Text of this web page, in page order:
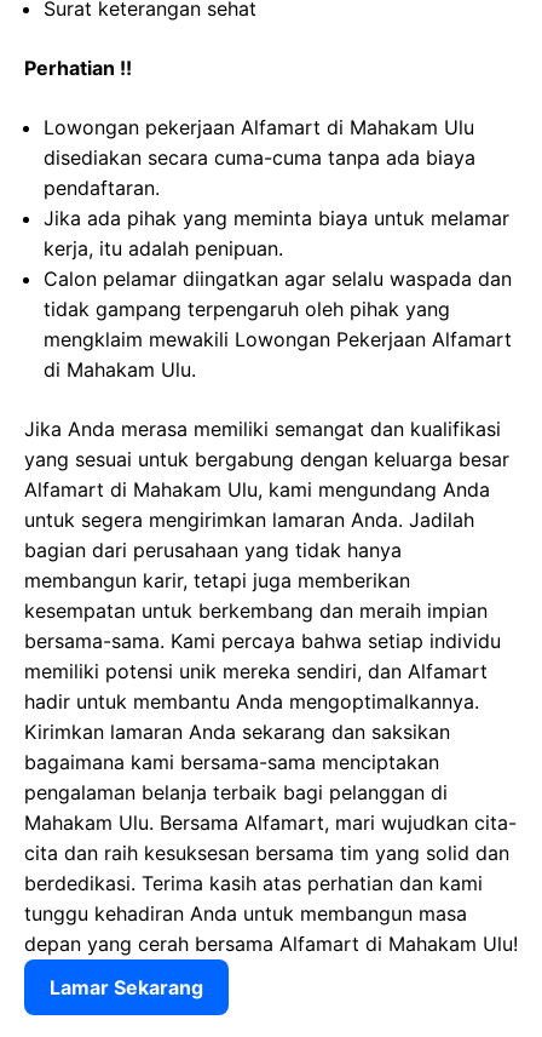
Surat keterangan sehat
Perhatian !!
Lowongan pekerjaan Alfamart di Mahakam Ulu
disediakan secara cuma-cuma tanpa ada biaya
pendaftaran.
Jika ada pihak yang meminta biaya untuk melamar
kerja, itu adalah penipuan.
Calon pelamar diingatkan agar selalu waspada dan
tidak gampang terpengaruh oleh pihak yang
mengklaim mewakili Lowongan Pekerjaan Alfamart
di Mahakam Ulu.
Jika Anda merasa memiliki semangat dan kualifikasi
yang sesuai untuk bergabung dengan keluarga besar
Alfamart di Mahakam Ulu, kami mengundang Anda
untuk segera mengirimkan lamaran Anda. Jadilah
bagian dari perusahaan yang tidak hanya
membangun karir, tetapi juga memberikan
kesempatan untuk berkembang dan meraih impian
bersama-sama. Kami percaya bahwa setiap individu
memiliki potensi unik mereka sendiri, dan Alfamart
hadir untuk membantu Anda mengoptimalkannya.
Kirimkan lamaran Anda sekarang dan saksikan
bagaimana kami bersama-sama menciptakan
pengalaman belanja terbaik bagi pelanggan di
Mahakam Ulu. Bersama Alfamart, mari wujudkan cita-
cita dan raih kesuksesan bersama tim yang solid dan
berdedikasi. Terima kasih atas perhatian dan kami
tunggu kehadiran Anda untuk membangun masa
depan yang cerah bersama Alfamart di Mahakam Ulu!
Lamar Sekarang